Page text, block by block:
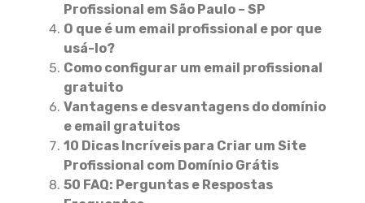
Profissional em São Paulo – SP
O que é um email profissional e por que
usá-lo?
Como configurar um email profissional
gratuito
Vantagens e desvantagens do domínio
e email gratuitos
10 Dicas Incríveis para Criar um Site
Profissional com Domínio Grátis
50 FAQ: Perguntas e Respostas